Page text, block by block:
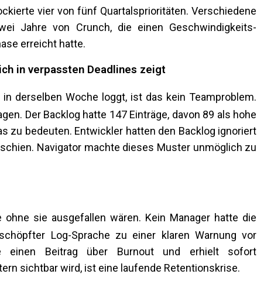
vier von fünf Quartalsprioritäten. Verschiedene
Jahre von Crunch, die einen Geschwindigkeits-
erreicht hatte.
in verpassten Deadlines zeigt
derselben Woche loggt, ist das kein Teamproblem.
Der Backlog hatte 147 Einträge, davon 89 als hohe
zu bedeuten. Entwickler hatten den Backlog ignoriert
Navigator machte dieses Muster unmöglich zu
sie ausgefallen wären. Kein Manager hatte die
Log-Sprache zu einer klaren Warnung vor
einen Beitrag über Burnout und erhielt sofort
sichtbar wird, ist eine laufende Retentionskrise.